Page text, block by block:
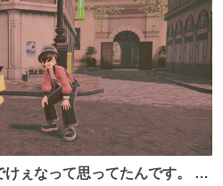
ぇなって思ってたんです。 そ